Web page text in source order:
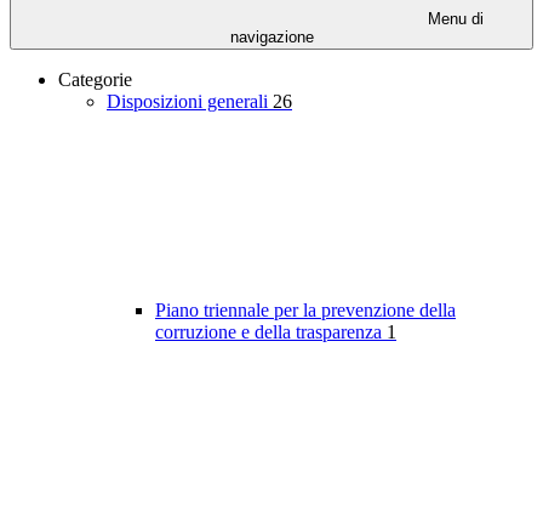
Menu di
navigazione
Categorie
Disposizioni generali 26
Piano triennale per la prevenzione della
corruzione e della trasparenza 1